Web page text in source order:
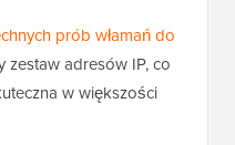
dla witryn
eCommercelub
musi się
do swoich kont.